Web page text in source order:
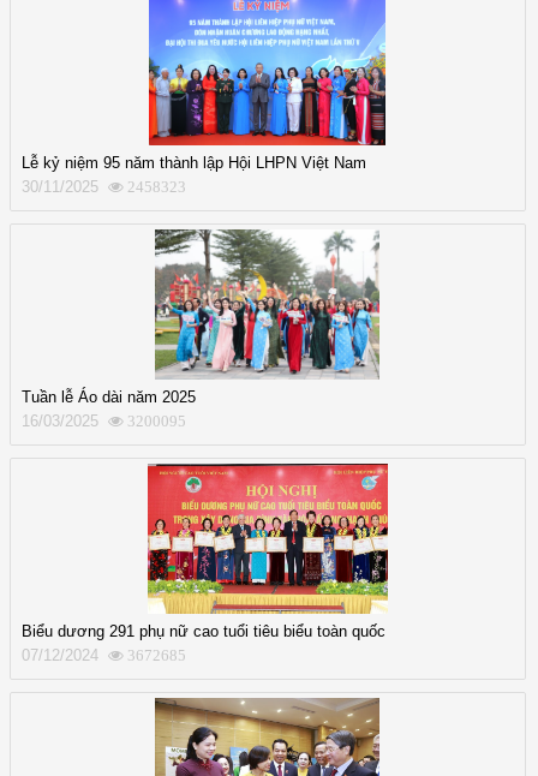
Lễ kỷ niệm 95 năm thành lập Hội LHPN Việt Nam
30/11/2025
2458323
Tuần lễ Áo dài năm 2025
16/03/2025
3200095
Biểu dương 291 phụ nữ cao tuổi tiêu biểu toàn quốc
07/12/2024
3672685